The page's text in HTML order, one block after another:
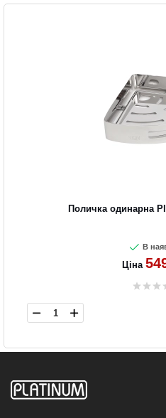
Поличка одинарна
В
Ціна